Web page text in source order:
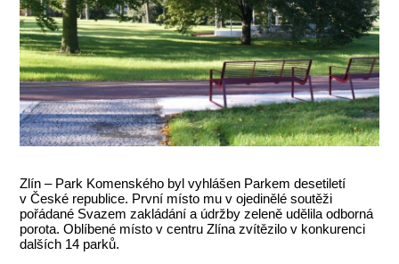
Zlín – Park Komenského byl vyhlášen Parkem desetiletí
v České republice. První místo mu v ojedinělé soutěži
pořádané Svazem zakládání a údržby zeleně udělila odborná
porota. Oblíbené místo v centru Zlína zvítězilo v konkurenci
dalších 14 parků.